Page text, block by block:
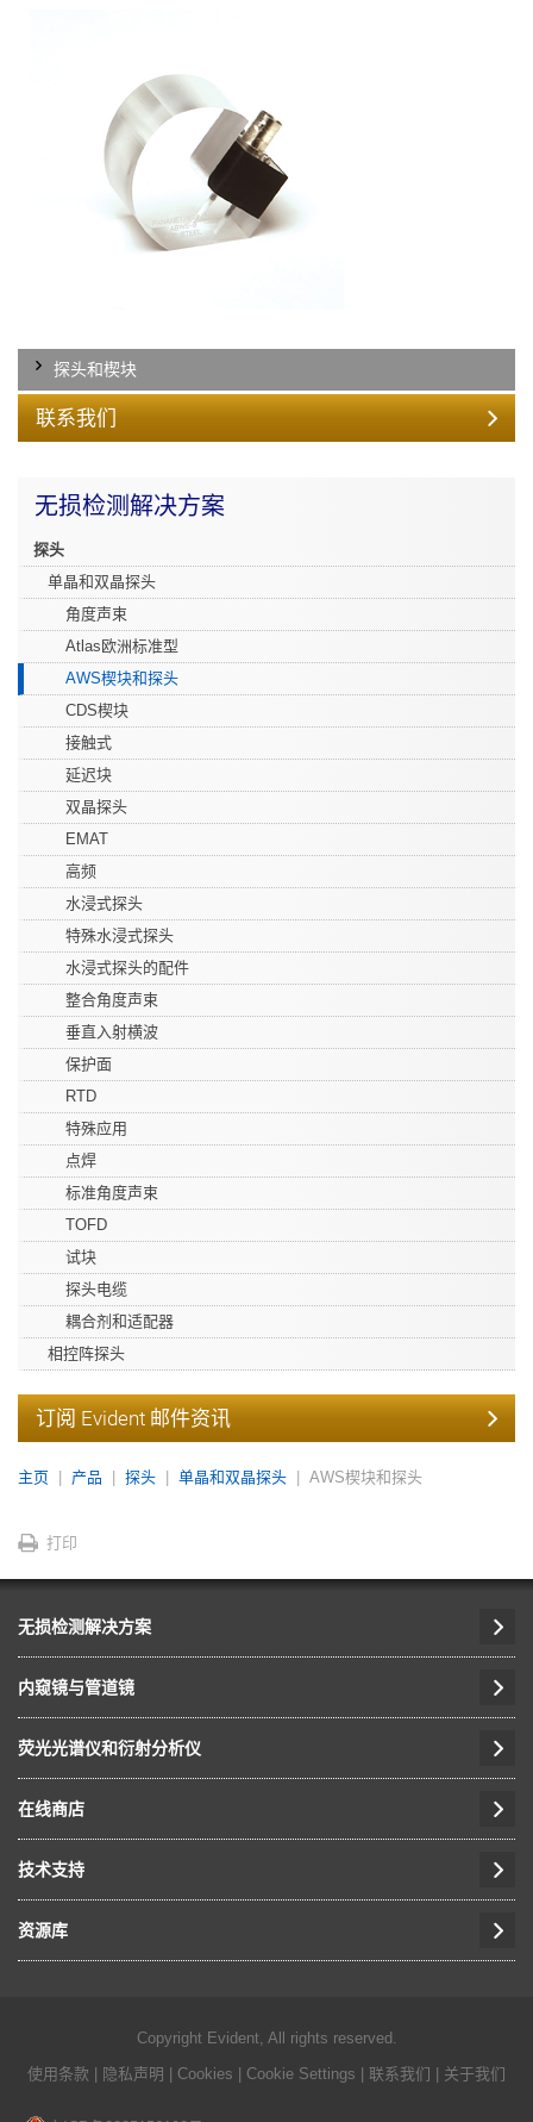
探头和楔块
联系我们
无损检测解决方案
探头
单晶和双晶探头
角度声束
Atlas欧洲标准型
AWS楔块和探头
CDS楔块
接触式
延迟块
双晶探头
EMAT
高频
水浸式探头
特殊水浸式探头
水浸式探头的配件
整合角度声束
垂直入射横波
保护面
RTD
特殊应用
点焊
标准角度声束
TOFD
试块
探头电缆
耦合剂和适配器
相控阵探头
订阅 Evident 邮件资讯
主页 产品 探头 单晶和双晶探头 AWS楔块和探头
打印
无损检测解决方案
内窥镜与管道镜
荧光光谱仪和衍射分析仪
在线商店
技术支持
资源库
Copyright Evident, All rights reserved.
使用条款 | 隐私声明 | Cookies | Cookie Settings | 联系我们 | 关于我们